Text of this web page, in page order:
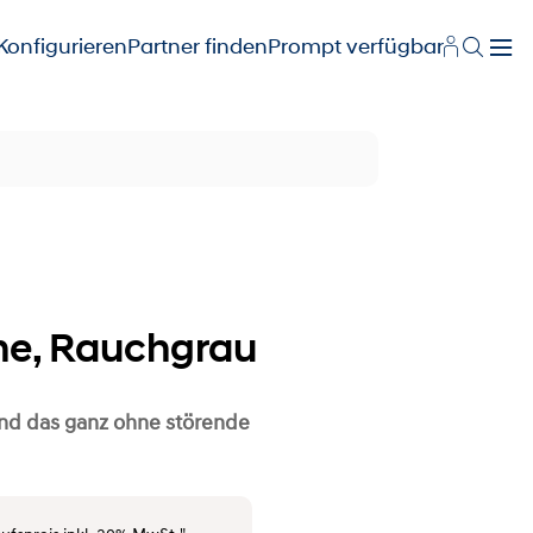
Partner findenPrompt verfügbar
Rauchgrau
das ganz ohne störende